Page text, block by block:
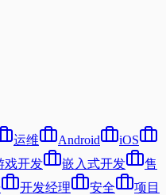
运维 Android
iOS
戏开发 嵌入式开发
售
开发经理 安全
项目